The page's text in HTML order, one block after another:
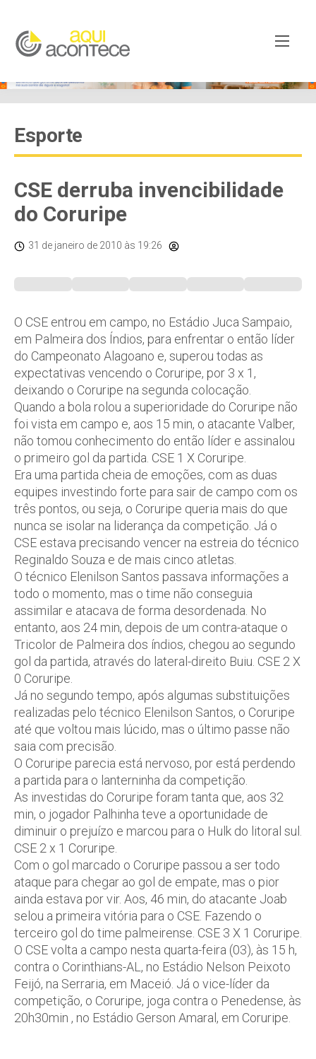
Esporte
CSE derruba invencibilidade
do Coruripe
31 de janeiro de 2010 às 19:26
O CSE entrou em campo, no Estádio Juca Sampaio,
em Palmeira dos Índios, para enfrentar o então líder
do Campeonato Alagoano e, superou todas as
expectativas vencendo o Coruripe, por 3 x 1,
deixando o Coruripe na segunda colocação.
Quando a bola rolou a superioridade do Coruripe não
foi vista em campo e, aos 15 min, o atacante Valber,
não tomou conhecimento do então líder e assinalou
o primeiro gol da partida. CSE 1 X Coruripe.
Era uma partida cheia de emoções, com as duas
equipes investindo forte para sair de campo com os
três pontos, ou seja, o Coruripe queria mais do que
nunca se isolar na liderança da competição. Já o
CSE estava precisando vencer na estreia do técnico
Reginaldo Souza e de mais cinco atletas.
O técnico Elenilson Santos passava informações a
todo o momento, mas o time não conseguia
assimilar e atacava de forma desordenada. No
entanto, aos 24 min, depois de um contra-ataque o
Tricolor de Palmeira dos índios, chegou ao segundo
gol da partida, através do lateral-direito Buiu. CSE 2 X
0 Coruripe.
Já no segundo tempo, após algumas substituições
realizadas pelo técnico Elenilson Santos, o Coruripe
até que voltou mais lúcido, mas o último passe não
saia com precisão.
O Coruripe parecia está nervoso, por está perdendo
a partida para o lanterninha da competição.
As investidas do Coruripe foram tanta que, aos 32
min, o jogador Palhinha teve a oportunidade de
diminuir o prejuízo e marcou para o Hulk do litoral sul.
CSE 2 x 1 Coruripe.
Com o gol marcado o Coruripe passou a ser todo
ataque para chegar ao gol de empate, mas o pior
ainda estava por vir. Aos, 46 min, do atacante Joab
selou a primeira vitória para o CSE. Fazendo o
terceiro gol do time palmeirense. CSE 3 X 1 Coruripe.
O CSE volta a campo nesta quarta-feira (03), às 15 h,
contra o Corinthians-AL, no Estádio Nelson Peixoto
Feijó, na Serraria, em Maceió. Já o vice-líder da
competição, o Coruripe, joga contra o Penedense, às
20h30min , no Estádio Gerson Amaral, em Coruripe.